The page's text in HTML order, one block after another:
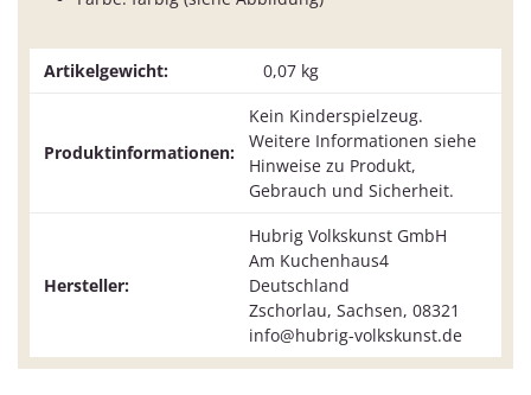
Artikelgewicht: 0,07 kg
Produktinformationen:
Kein Kinderspielzeug.
Weitere Informationen siehe
Hinweise zu Produkt,
Gebrauch und Sicherheit.
Hersteller:
Hubrig Volkskunst GmbH
Am Kuchenhaus4
Deutschland
Zschorlau, Sachsen, 08321
info@hubrig-volkskunst.de